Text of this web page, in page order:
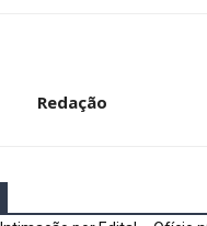
Redação